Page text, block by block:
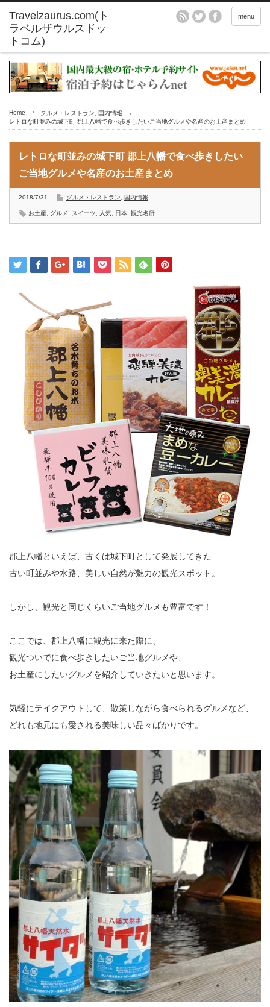
menu
Home グルメ・レストラン
国内情報
レトロな町並みの城下町 郡上八幡で食べ歩きしたいご当地グルメや名産のお土産まとめ
レトロな町並みの城下町 郡上八幡で食べ歩きしたい
ご当地グルメや名産のお土産まとめ
2018/7/31 グルメ・レストラン 国内情報
お土産 グルメ スイーツ 人気 日本 観光名所
郡上八幡といえば、古くは城下町として発展してきた
古い町並みや水路、美しい自然が魅力の観光スポット。
しかし、観光と同じくらいご当地グルメも豊富です！
ここでは、郡上八幡に観光に来た際に、
観光ついでに食べ歩きしたいご当地グルメや、
お土産にしたいグルメを紹介していきたいと思います。
気軽にテイクアウトして、散策しながら食べられるグルメなど、
どれも地元にも愛される美味しい品々ばかりです。